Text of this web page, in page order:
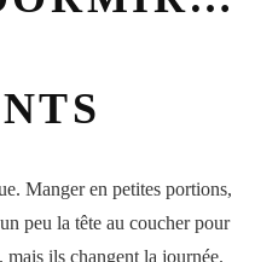
Manger en petites portions,
peu la tête au coucher pour
ils changent la journée.